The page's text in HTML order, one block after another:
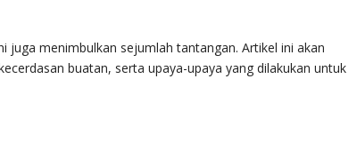
juga menimbulkan sejumlah tantangan. Artikel ini akan
buatan, serta upaya-upaya yang dilakukan untuk